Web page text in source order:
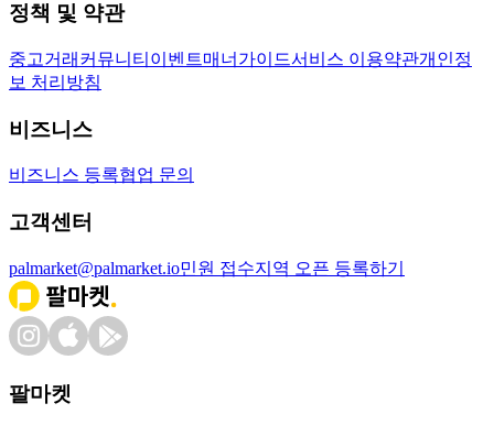
정책 및 약관
중고거래 커뮤니티 이벤트매너가이드서비스 이용약관개인정
보 처리방침
비즈니스
비즈니스 등록협업 문의
고객센터
palmarket@palmarket.io민원 접수지역 오픈 등록하기
팔마켓